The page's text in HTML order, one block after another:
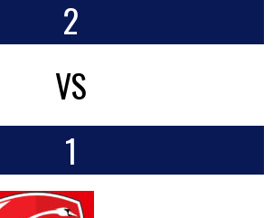
2
VS
1